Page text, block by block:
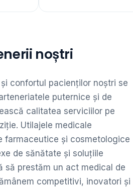
noștri
confortul pacienților noștri se
puternice și de
calitatea serviciilor pe
Utilajele medicale
farmaceutice și cosmetologice
de sănătate și soluțiile
să prestăm un act medical de
competitivi, inovatori și